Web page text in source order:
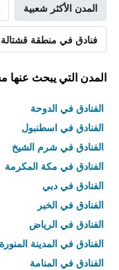
المدن الأكثر شعبية
فنادق في منطقة قشتالة
المدن التي يبحث عنها
الفنادق في الدوحة
الفنادق في اسطنبول
الفنادق في شرم الشيخ
الفنادق في مكة المكرمة
الفنادق في دبي
الفنادق في الخبر
الفنادق في الرياض
الفنادق في المدينة المنورة
الفنادق في المنامة